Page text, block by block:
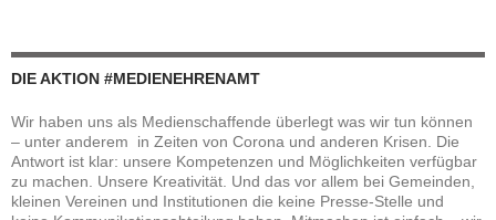
DIE AKTION #MEDIENEHRENAMT
Wir haben uns als Medienschaffende überlegt was wir tun können
– unter anderem in Zeiten von Corona und anderen Krisen. Die
Antwort ist klar: unsere Kompetenzen und Möglichkeiten verfügbar
zu machen. Unsere Kreativität. Und das vor allem bei Gemeinden,
kleinen Vereinen und Institutionen die keine Presse-Stelle und